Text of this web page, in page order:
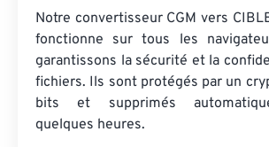
Notre convertisseur CGM vers
fonctionne sur tous les
garantissons la sécurité et la
fichiers. Ils sont protégés par un
bits et supprimés
quelques heures.